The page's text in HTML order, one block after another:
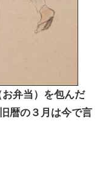
弁当）を包んだ
暦の３月は今で言